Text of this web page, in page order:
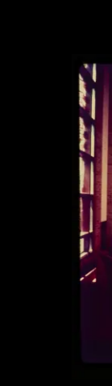
进一步
关于M+
探索世